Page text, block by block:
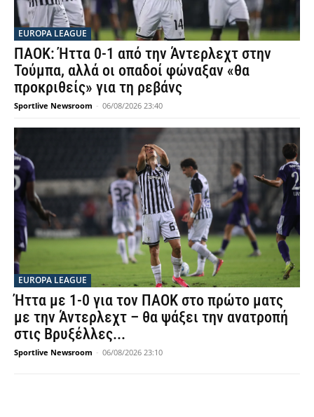
EUROPA LEAGUE
ΠΑΟΚ: Ήττα 0-1 από την Άντερλεχτ στην
Τούμπα, αλλά οι οπαδοί φώναξαν «θα
προκριθείς» για τη ρεβάνς
Sportlive Newsroom - 06/08/2026 23:40
EUROPA LEAGUE
Ήττα με 1-0 για τον ΠΑΟΚ στο πρώτο ματς
με την Άντερλεχτ – θα ψάξει την ανατροπή
στις Βρυξέλλες...
Sportlive Newsroom - 06/08/2026 23:10